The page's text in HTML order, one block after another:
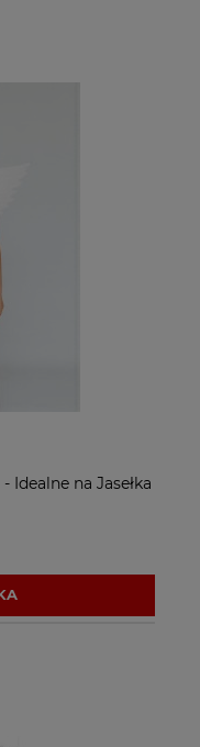
Idealne na Jasełka